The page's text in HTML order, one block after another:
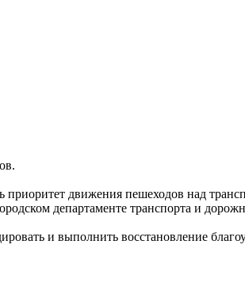
движения пешеходов над
департаменте транспорта и
и выполнить восстановление